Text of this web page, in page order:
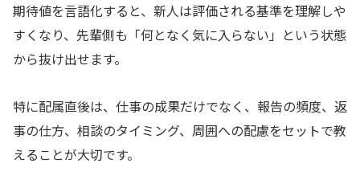
期待値を言語化すると、新人は評価される基準を理解しや
すくなり、先輩側も「何となく気に入らない」という状態
から抜け出せます。
特に配属直後は、仕事の成果だけでなく、報告の頻度、返
事の仕方、相談のタイミング、周囲への配慮をセットで教
えることが大切です。